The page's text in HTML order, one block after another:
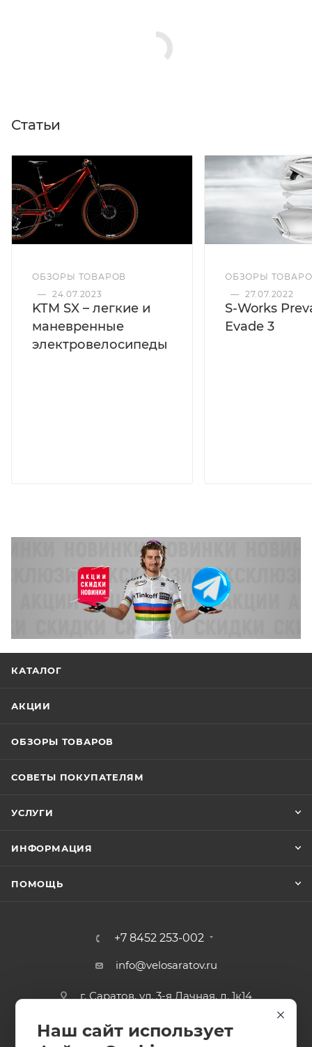
Статьи
ОБЗОРЫ ТОВАРОВ
— 24.07.2023
KTM SX – легкие и
маневренные
электровелосипеды
ОБЗОРЫ
— 27.07.2022
S-Works
Evade 3
КАТАЛОГ
АКЦИИ
ОБЗОРЫ ТОВАРОВ
СОВЕТЫ ПОКУПАТЕЛЯМ
УСЛУГИ
ИНФОРМАЦИЯ
ПОМОЩЬ
+7 8452 253-002
info@velosaratov.ru
г. Саратов, ул. 3-я Дачная, д. 1к14
Наш сайт использует